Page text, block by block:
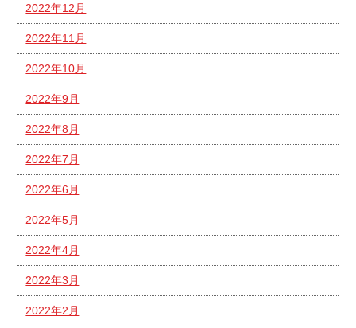
2022年12月
2022年11月
2022年10月
2022年9月
2022年8月
2022年7月
2022年6月
2022年5月
2022年4月
2022年3月
2022年2月